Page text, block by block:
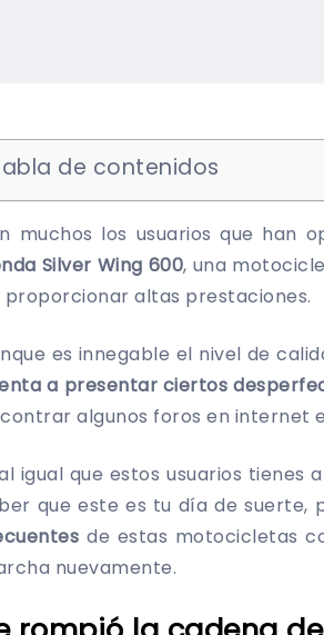
de contenidos
muchos los usuarios que han
Silver Wing 600, una
proporcionar altas prestaciones.
es innegable el nivel de
a presentar ciertos
algunos foros en internet
igual que estos usuarios tienes
que este es tu día de suerte,
de estas motocicletas
nuevamente.